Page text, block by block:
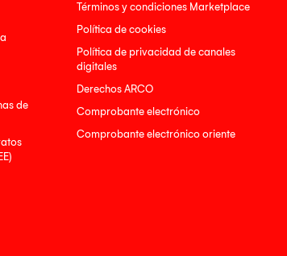
de
Términos y condiciones Marketplace
Política de cookies
Política de privacidad de canales
digitales
Derechos ARCO
Comprobante electrónico
Comprobante electrónico oriente